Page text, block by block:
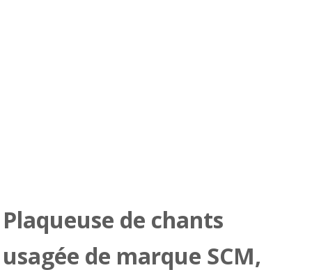
Plaqueuse de chants
usagée de marque SCM,